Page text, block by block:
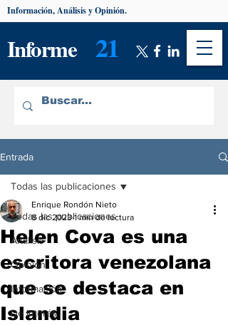
Informe 21
Información, Análisis y Opinión.
Entrada
Todas las publicaciones
Análisis
Opinión
Información
De interés
Todas las publicaciones
Helen Cova es una
escritora venezolana
que se destaca en
Islandia
Enrique Rondón Nieto
8 dic 2023 1 min de lectura